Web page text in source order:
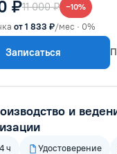
₽11 000 ₽ −10%
от 1 833 ₽/мес · 0%
Записаться
и
ч Удостоверение